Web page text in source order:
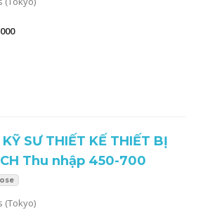
SƯ THIẾT KẾ THIẾT BỊ
Thu nhập 450-700
(Tokyo)